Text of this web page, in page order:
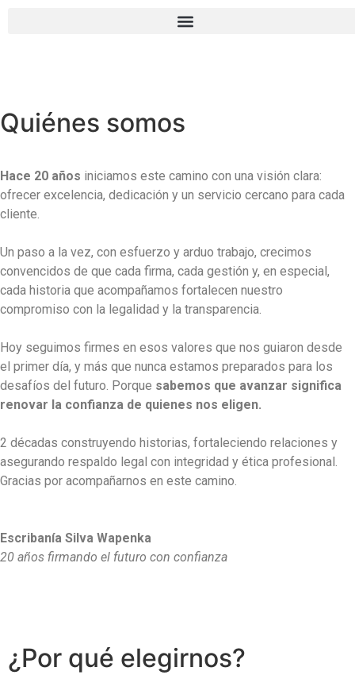
Quiénes somos
Hace 20 años iniciamos este camino con una visión clara:
ofrecer excelencia, dedicación y un servicio cercano para cada
cliente.
Un paso a la vez, con esfuerzo y arduo trabajo, crecimos
convencidos de que cada firma, cada gestión y, en especial,
cada historia que acompañamos fortalecen nuestro
compromiso con la legalidad y la transparencia.
Hoy seguimos firmes en esos valores que nos guiaron desde
el primer día, y más que nunca estamos preparados para los
desafíos del futuro. Porque sabemos que avanzar significa
renovar la confianza de quienes nos eligen.
2 décadas construyendo historias, fortaleciendo relaciones y
asegurando respaldo legal con integridad y ética profesional.
Gracias por acompañarnos en este camino.
Escribanía Silva Wapenka
20 años firmando el futuro con confianza
¿Por qué elegirnos?